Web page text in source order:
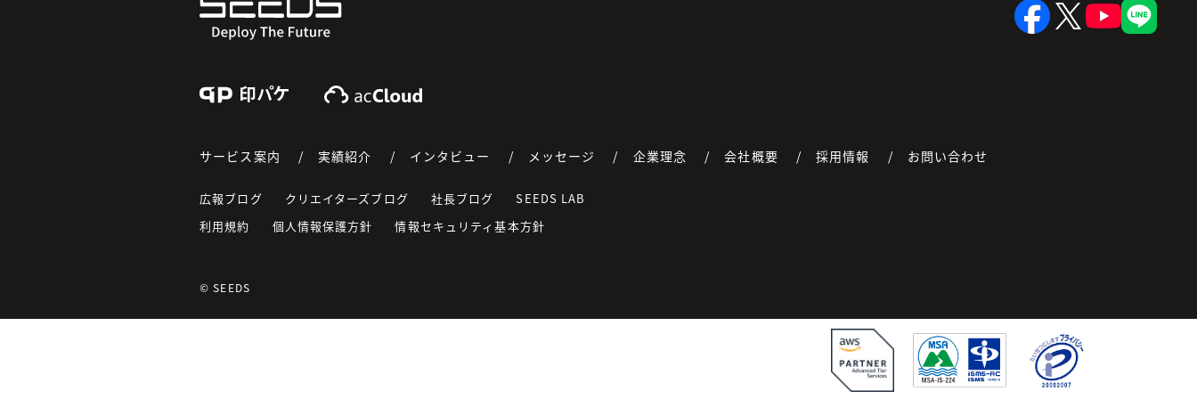
Print Pkg
サービス案内 実績紹介 インタビュー メッセージ 企業理念 会社概要 採用情報 お問い合わせ
広報ブログ クリエイターズブログ 社長ブログ
SEEDS LAB
利用規約
個人情報保護方針 情報セキュリティ基本方針
© SEEDS